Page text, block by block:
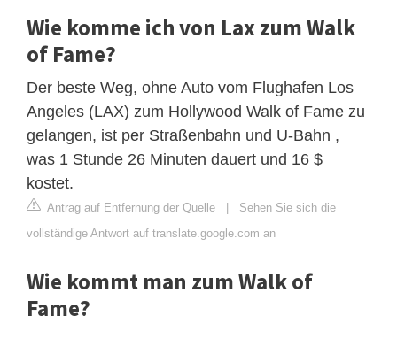
Wie komme ich von Lax zum Walk
of Fame?
Der beste Weg, ohne Auto vom Flughafen Los
Angeles (LAX) zum Hollywood Walk of Fame zu
gelangen, ist per Straßenbahn und U-Bahn ,
was 1 Stunde 26 Minuten dauert und 16 $
kostet.
Antrag auf Entfernung der Quelle
Sehen Sie sich die
vollständige Antwort auf translate.google.com an
Wie kommt man zum Walk of
Fame?